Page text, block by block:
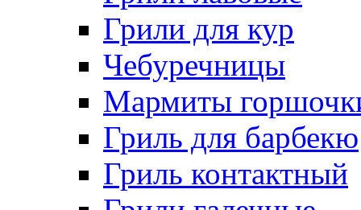
Грили для кур
Чебуречницы
Мармиты
Гриль для барбекю
Гриль контактный